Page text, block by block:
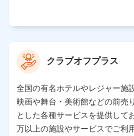
ソナルデータ憲章」に定める行動
※ パーソナルデータダッシュボー
管理」の設定状態にかかわらず、
ります。
※ dポイントクラブ会員ではない
月11日以降、一度もdポイントク
がないお客さまに限る）に関する
前に取得した個人データは、こち
クラブオフプラス
全国の有名ホテルやレジャー施
映画や舞台・美術館などの前売
とした各種サービスを提供して
万以上の施設やサービスでご利